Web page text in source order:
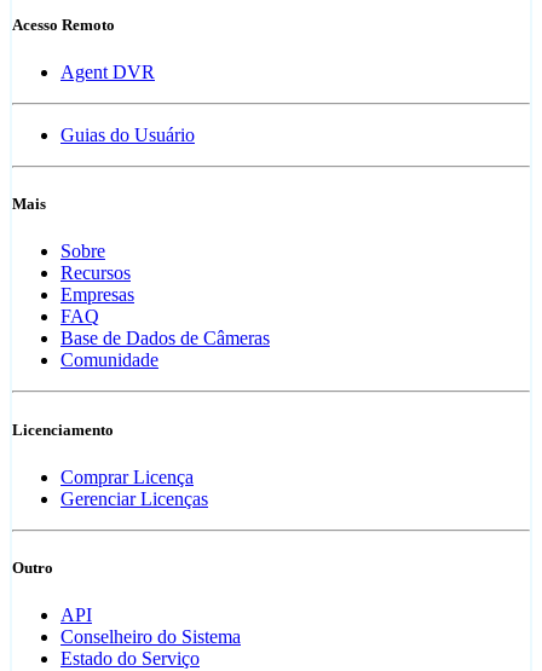
Acesso Remoto
Agent DVR
Guias do Usuário
Mais
Sobre
Recursos
Empresas
FAQ
Base de Dados de Câmeras
Comunidade
Licenciamento
Comprar Licença
Gerenciar Licenças
Outro
API
Conselheiro do Sistema
Estado do Serviço